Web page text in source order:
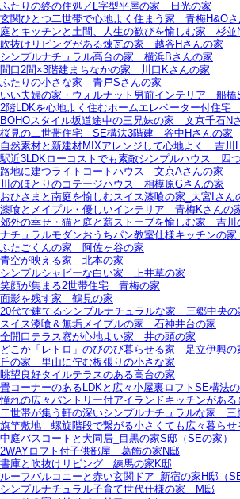
ふたりの終の住処／L字型平屋の家＿日光の家
玄関ひとつ二世帯で心地よく住まう家＿青梅H&O
庭とキッチンと土間、人生の歓びを愉しむ家＿杉並
吹抜けリビングがある煉瓦の家＿越谷Hさんの家
シンプルナチュラル高台の家＿横浜Bさんの家
間口2間×3階建まちなかの家＿川口Kさんの家
ふたりの小さな家＿青戸Sさんの家
いい夫婦の家・ウォルナット男前インテリア＿船橋
2階LDKを心地よく住むホームエレベーター付住宅
BOHOスタイル坂道途中の三兄妹の家＿文京千石N
桜見の二世帯住宅＿SE構法3階建＿谷中Hさんの家
自然素材と新建材MIXアレンジして心地よく＿吉川
駅近3LDKローコストでも素敵シンプルハウス＿四
路地に建つライトコートハウス＿文京Aさんの家
川のほとりのコテージハウス＿相模原Gさんの家
おひさまと南庭を愉しむスイス漆喰の家_大宮Iさん
漆喰とメイプル・優しいインテリア＿青梅Kさんの
郊外の幸せ・猫と庭と薪ストーブを愉しむ家＿吉川
ナチュラルモダンおうちパン教室仕様キッチンの家
ふたごくんの家＿阿佐ヶ谷の家
青空が映える家＿北本の家
シンプルシャビーな白い家＿上井草の家
笑顔が集まる2世帯住宅＿青梅の家
面影を残す家＿鶴見の家
20代で建てるシンプルナチュラルな家＿三郷中央の
スイス漆喰＆無垢メイプルの家＿石神井台の家
全開口テラス窓が心地よい家＿井の頭の家
どこか「レトロ」のびのび暮らせる家＿足立伊興の
丘の家＿里山に佇む板張りの小さな家
眺望良好タイルテラスのある高台の家
畳コーナーのあるLDKと広々小屋裏ロフトSE構法
憧れの広々パントリー付アイランドキッチンがあ
二世帯が集う軒の深いシンプルナチュラルな家＿三
旗竿敷地＿螺旋階段で繋がる小さくても広々暮らせ
中庭バスコートと犬同居_目黒の家S邸（SEの家）
2WAYロフト付子供部屋＿葛飾の家N邸
書庫と吹抜けリビング 練馬の家K邸
ルーフバルコニーと赤い玄関ドア_新宿の家H邸（
シンプルナチュラル子育て世代仕様の家 M邸